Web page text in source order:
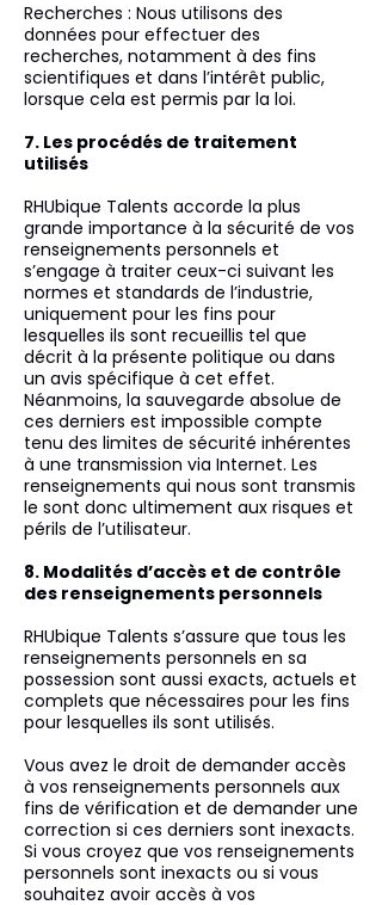
Recherches : Nous utilisons des
données pour effectuer des
recherches, notamment à des fins
scientifiques et dans l’intérêt public,
lorsque cela est permis par la loi.
7. Les procédés de traitement
utilisés
RHUbique Talents accorde la plus
grande importance à la sécurité de vos
renseignements personnels et
s’engage à traiter ceux-ci suivant les
normes et standards de l’industrie,
uniquement pour les fins pour
lesquelles ils sont recueillis tel que
décrit à la présente politique ou dans
un avis spécifique à cet effet.
Néanmoins, la sauvegarde absolue de
ces derniers est impossible compte
tenu des limites de sécurité inhérentes
à une transmission via Internet. Les
renseignements qui nous sont transmis
le sont donc ultimement aux risques et
périls de l’utilisateur.
8. Modalités d’accès et de contrôle
des renseignements personnels
RHUbique Talents s’assure que tous les
renseignements personnels en sa
possession sont aussi exacts, actuels et
complets que nécessaires pour les fins
pour lesquelles ils sont utilisés.
Vous avez le droit de demander accès
à vos renseignements personnels aux
fins de vérification et de demander une
correction si ces derniers sont inexacts.
Si vous croyez que vos renseignements
personnels sont inexacts ou si vous
souhaitez avoir accès à vos